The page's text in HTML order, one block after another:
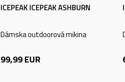
ICEPEAK ICEPEAK ASHBURN
Dámska outdoorová mikina
99,99EUR